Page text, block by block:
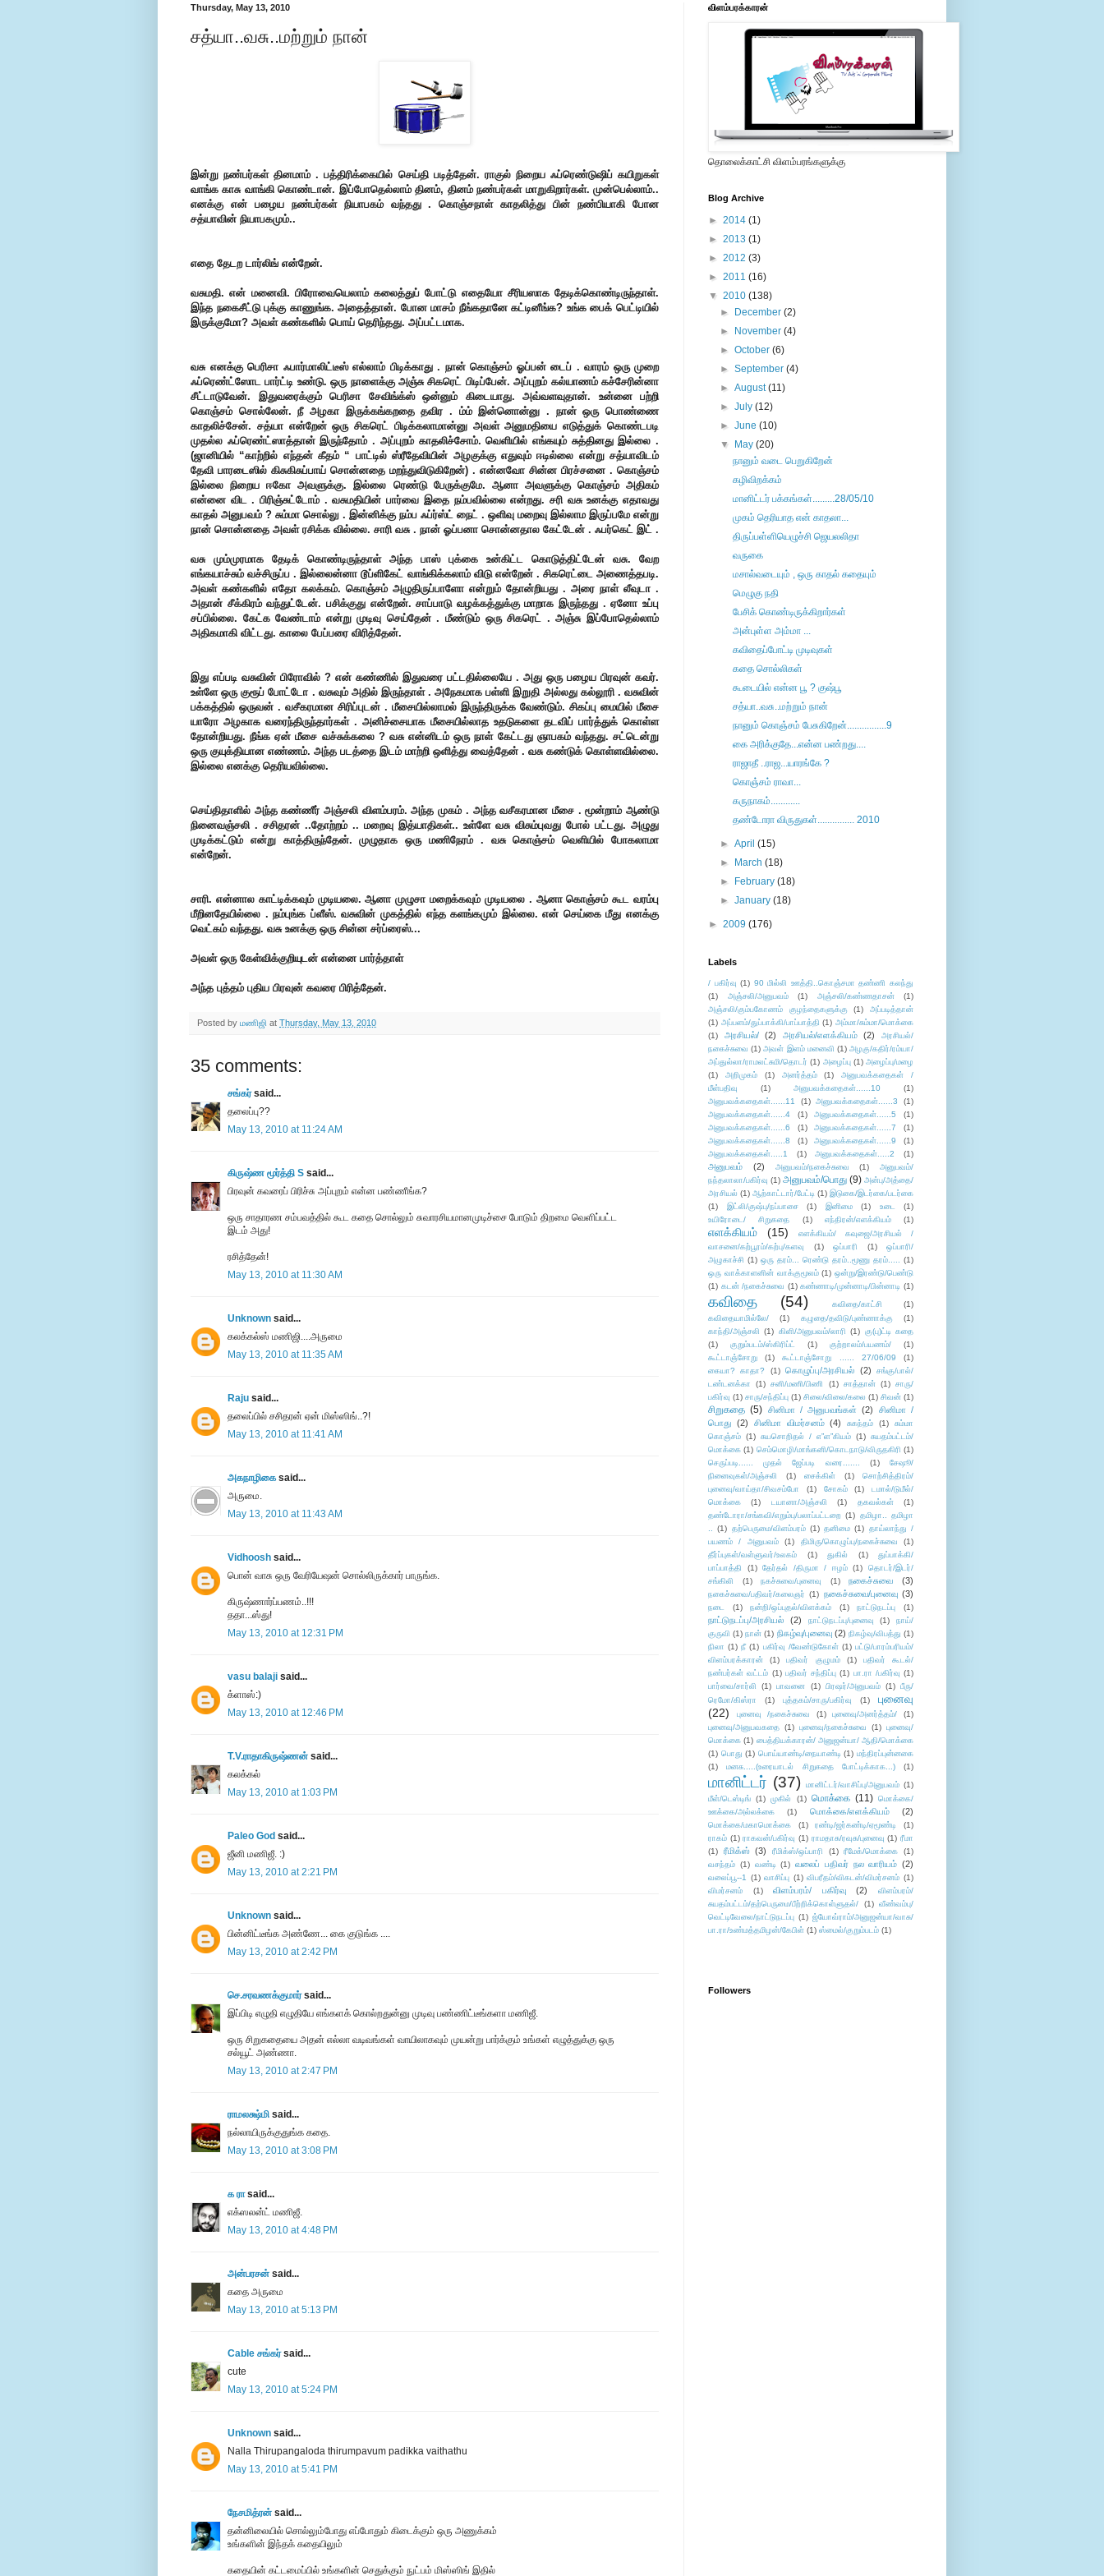
Thursday, May 13, 2010
சத்யா..வசு..மற்றும் நான்
இன்று நண்பர்கள் தினமாம் . பத்திரிக்கையில் செய்தி படித்தேன். ராகுல் நிறைய ஃப்ரெண்டுஷிப் கயிறுகள்
வாங்க காசு வாங்கி கொண்டான். இப்போதெல்லாம் தினம், தினம் நண்பர்கள் மாறுகிறார்கள். முன்பெல்லாம்..
எனக்கு என் பழைய நண்பர்கள் நியாபகம் வந்தது . கொஞ்சநாள் காதலித்து பின் நண்பியாகி போன
சத்யாவின் நியாபகமும்..
எதை தேடற டார்லிங் என்றேன்.
வசுமதி. என் மனைவி. பிரோவையெலாம் கலைத்துப் போட்டு எதையோ சீரியஸாக தேடிக்கொண்டிருந்தாள்.
இந்த நகைசீட்டு புக்கு காணுங்க. அதைத்தான். போன மாசம் நீங்கதானே கட்டினீங்க? உங்க பைக் பெட்டியில்
இருக்குமோ? அவள் கண்களில் பொய் தெரிந்தது. அப்பட்டமாக.
வசு எனக்கு பெரிசா ஃபார்மாலிட்டீஸ் எல்லாம் பிடிக்காது . நான் கொஞ்சம் ஓப்பன் டைப் . வாரம் ஒரு முறை
ஃப்ரெண்ட்ஸோட பார்ட்டி உண்டு. ஒரு நாளைக்கு அஞ்சு சிகரெட் பிடிப்பேன். அப்புறம் கல்யாணம் கச்சேரின்னா
சீட்டாடுவேன். இதுவரைக்கும் பெரிசா சேவிங்க்ஸ் ஒன்னும் கிடையாது. அவ்வளவுதான். உன்னை பற்றி
கொஞ்சம் சொல்லேன். நீ அழகா இருக்கங்கறதை தவிர . ம்ம் இன்னொன்னு . நான் ஒரு பொண்ணை
காதலிச்சேன். சத்யா என்றேன் ஒரு சிகரெட் பிடிக்கலாமான்னு அவள் அனுமதியை எடுத்துக் கொண்டபடி
முதல்ல ஃப்ரெண்ட்ஸாத்தான் இருந்தோம் . அப்புறம் காதலிச்சோம். வெளியில் எங்கயும் சுத்தினது இல்லை .
(ஜானியில் “காற்றில் எந்தன் கீதம் “ பாட்டில் ஸ்ரீதேவியின் அழகுக்கு எதுவும் ஈடில்லை என்று சத்யாவிடம்
தேவி பாரடைஸில் கிசுகிசுப்பாய் சொன்னதை மறந்துவிடுகிறேன்) . என்னவோ சின்ன பிரச்சனை . கொஞ்சம்
இல்லை நிறைய ஈகோ அவளுக்கு. இல்லை ரெண்டு பேருக்குமே. ஆனா அவளுக்கு கொஞ்சம் அதிகம்
என்னை விட . பிரிஞ்சுட்டோம் . வசுமதியின் பார்வை இதை நம்பவில்லை என்றது. சரி வசு உனக்கு எதாவது
காதல் அனுபவம் ? சும்மா சொல்லு . இன்னிக்கு நம்ப ஃப்ர்ஸ்ட் நைட் . ஒளிவு மறைவு இல்லாம இருப்பமே என்று
நான் சொன்னதை அவள் ரசிக்க வில்லை. சாரி வசு . நான் ஓப்பனா சொன்னதால கேட்டேன் . ஃபர்கெட் இட் .
வசு மும்முரமாக தேடிக் கொண்டிருந்தாள்
அந்த பாஸ் புக்கை உன்கிட்ட கொடுத்திட்டேன் வசு. வேற
எங்கயாச்சும் வச்சிருப்ப . இல்லைன்னா டூப்ளிகேட் வாங்கிக்கலாம் விடு என்றேன் . சிகரெட்டை அணைத்தபடி.
அவள் கண்களில் எதோ கலக்கம். கொஞ்சம் அழுதிருப்பாளோ என்றும் தோன்றியது . அரை நாள் லீவுடா .
அதான் சீக்கிரம் வந்துட்டேன். பசிக்குது என்றேன். சாப்பாடு வழக்கத்துக்கு மாறாக இருந்தது . ஏனோ உப்பு
சப்பில்லை. கேட்க வேண்டாம் என்று முடிவு செய்தேன் . மீண்டும் ஒரு சிகரெட் . அஞ்சு இப்போதெல்லாம்
அதிகமாகி விட்டது. காலை பேப்பரை விரித்தேன்.
இது எப்படி வசுவின் பிரோவில் ? என் கண்ணில் இதுவரை பட்டதில்லையே . அது ஒரு பழைய பிரவுன் கவர்.
உள்ளே ஒரு குரூப் போட்டோ . வசுவும் அதில் இருந்தாள் . அநேகமாக பள்ளி இறுதி அல்லது கல்லூரி . வசுவின்
பக்கத்தில் ஒருவன் . வசீகரமான சிரிப்புடன் . மீசையில்லாமல் இருந்திருக்க வேண்டும். சிகப்பு மையில் மீசை
யாரோ அழகாக வரைந்திருந்தார்கள் . அனிச்சையாக மீசையில்லாத உதடுகளை தடவிப் பார்த்துக் கொள்ள
தோன்றியது. நீங்க ஏன் மீசை வச்சுக்கலை ? வசு என்னிடம் ஒரு நாள் கேட்டது ஞாபகம் வந்தது. சட்டென்று
ஒரு குயுக்தியான எண்ணம். அந்த படத்தை இடம் மாற்றி ஒளித்து வைத்தேன் . வசு கண்டுக் கொள்ளவில்லை.
இல்லை எனக்கு தெரியவில்லை.
செய்திதாளில் அந்த கண்ணீர் அஞ்சலி விளம்பரம். அந்த முகம் . அந்த வசீகரமான மீசை . மூன்றாம் ஆண்டு
நினைவஞ்சலி . சசிதரன் ..தோற்றம் .. மறைவு இத்யாதிகள்.. உள்ளே வசு விசும்புவது போல் பட்டது. அழுது
முடிக்கட்டும் என்று காத்திருந்தேன். முழுதாக ஒரு மணிநேரம் . வசு கொஞ்சம் வெளியில் போகலாமா
என்றேன்.
சாரி. என்னால காட்டிக்கவும் முடியலை. ஆனா முழுசா மறைக்கவும் முடியலை . ஆனா கொஞ்சம் கூட வரம்பு
மீறினதேயில்லை . நம்புங்க ப்ளீஸ்.வசுவின் முகத்தில் எந்த களங்கமும் இல்லை. என் செய்கை மீது எனக்கு
வெட்கம் வந்தது. வசு உனக்கு ஒரு சின்ன சர்ப்ரைஸ்...
அவள் ஒரு கேள்விக்குறியுடன் என்னை பார்த்தாள்
அந்த புத்தம் புதிய பிரவுன் கவரை பிரித்தேன்.
Posted by மணிஜி at Thursday, May 13, 2010
35 comments:
சங்கர்said...
தலைப்பு??
May 13, 2010 at 11:24 AM
கிருஷ்ண மூர்த்தி S said...
பிரவுன் கவரைப் பிரிச்சு அப்புறம் என்ன பண்ணீங்க?
ஒரு சாதாரண சம்பவத்தில் கூட கதை சொல்லும் சுவாரசியமானமுடிச்சை போடும் திறமை வெளிப்பட்ட
இடம் அது!
ரசித்தேன்!
May 13, 2010 at 11:30 AM
Unknown said...
கலக்கல்ஸ் மணிஜி....அருமை
May 13, 2010 at 11:35 AM
Raju said...
தலைப்பில் சசிதரன் ஏன் மிஸ்ஸிங்..?!
May 13, 2010 at 11:41 AM
அகநாழிகை said...
அருமை.
May 13, 2010 at 11:43 AM
Vidhoosh said...
பொன் வாசு ஒரு வேரியேஷன் சொல்லிருக்கார் பாருங்க.
கிருஷ்ணார்ப்பணம்..!!!
ததா...ஸ்து!
May 13, 2010 at 12:31 PM
vasu balaji said...
க்ளாஸ்:)
May 13, 2010 at 12:46 PM
T.V.ராதாகிருஷ்ணன் said...
கலக்கல்
May 13, 2010 at 1:03 PM
Paleo God said...
ஜீனி மணிஜீ. :)
May 13, 2010 at 2:21 PM
Unknown said...
பின்னிட்டீங்க அண்ணே... கை குடுங்க ....
May 13, 2010 at 2:42 PM
செ.சரவணக்குமார்said...
இப்பிடி எழுதி எழுதியே எங்களக் கொல்றதுன்னு முடிவு பண்ணிட்டீங்களா மணிஜீ.
ஒரு சிறுகதையை அதன் எல்லா வடிவங்கள் வாயிலாகவும் முயன்று பார்க்கும் உங்கள் எழுத்துக்கு ஒரு
சல்யூட் அண்ணா.
May 13, 2010 at 2:47 PM
ராமலக்ஷ்மி said...
நல்லாயிருக்குதுங்க கதை.
May 13, 2010 at 3:08 PM
க ராsaid...
எக்ஸலன்ட் மணிஜீ.
May 13, 2010 at 4:48 PM
அன்பரசன் said...
கதை அருமை
May 13, 2010 at 5:13 PM
Cable சங்கர்said...
cute
May 13, 2010 at 5:24 PM
Unknown said...
Nalla Thirupangaloda thirumpavum padikka vaithathu
May 13, 2010 at 5:41 PM
நேசமித்ரன் said...
தன்னிலையில் சொல்லும்போது எப்போதும் கிடைக்கும் ஒரு அணுக்கம்
உங்களின் இந்தக் கதையிலும்
கதையின் கட்டமைப்பில் உங்களின் செதுக்கும் நுட்பம் மிஸ்ஸிங் இதில்
விளம்பரக்காரன்
தொலைக்காட்சி விளம்பரங்களுக்கு
Blog Archive
► 2014 (1)
► 2013 (1)
► 2012 (3)
► 2011 (16)
▼ 2010 (138)
►
December(2)
►
November(4)
►October(6)
►September(4)
►August(11)
►July(12)
►June(10)
▼
May(20)
நானும் வடை பெறுகிறேன்
கழிவிறக்கம்
மானிட்டர் பக்கங்கள்.........28/05/10
முகம் தெரியாத என் காதலா...
திருப்பள்ளியெழுச்சி ஜெயலலிதா
வருகை
மசால்வடையும் , ஒரு காதல் கதையும்
மெழுகு நதி
பேசிக் கொண்டிருக்கிறார்கள்
அன்புள்ள அம்மா ...
கவிதைப்போட்டி முடிவுகள்
கதை சொல்லிகள்
கூடையில் என்ன பூ ? குஷ்பூ
சத்யா..வசு..மற்றும் நான்
நானும் கொஞ்சம் பேசுகிறேன்................9
கை அரிக்குதே...என்ன பண்றது....
ராஜாதீ ..ராஜ...யாரங்கே ?
கொஞ்சம் ராவா...
கருநாகம்............
தண்டோரா விருதுகள்............... 2010
►April(15)
►
March(18)
►
February(18)
►January(18)
► 2009 (176)
Labels
/ பகிர்வு (1) 90 மில்லி ஊத்தி..கொஞ்சமா தண்ணி கலந்து
(1)
அஞ்சலி/அனுபவம் (1) அஞ்சலி/கண்ணதாசன்
(1)
அஞ்சலி/கும்பகோணம் குழந்தைகளுக்கு
(1)
அப்படித்தான்
(1) அப்பளம்/துப்பாக்கி/பாப்பாத்தி (1) அம்மா/சும்மா/மொக்கை
(1)
அரசியல்/ (2) அரசியல்/எளக்கியம் (2)
அரசியல்/
நகைச்சுவை (1) அவள் இளம் மனைவி (1) அழகு/கதிர்/ரம்யா/
அப்துல்லா/ராமலட்சுமி/தொடர் (1) அழைப்பு (1) அழைப்பு/மழை
(1)
அறிமுகம் (1) அனர்த்தம் (1)
அனுபவக்கதைகள் /
மீள்பதிவு
(1) அனுபவக்கதைகள்......10
(1)
அனுபவக்கதைகள்......11
(1) அனுபவக்கதைகள்......3
(1)
அனுபவக்கதைகள்......4
(1) அனுபவக்கதைகள்......5
(1)
அனுபவக்கதைகள்......6
(1) அனுபவக்கதைகள்......7
(1)
அனுபவக்கதைகள்......8
(1) அனுபவக்கதைகள்......9
(1)
அனுபவக்கதைகள்.....1
(1) அனுபவக்கதைகள்.....2 (1)
அனுபவம் (2) அனுபவம்/நகைச்சுவை (1)
அனுபவம்/
நந்தலாலா/பகிர்வு (1) அனுபவம்/பொது (9) அன்பு/அத்தை/
அரசியல் (1) ஆற்காட்டார்/பேட்டி (1) இடுகை/இடர்கை/படர்கை
(1)
இட்லி/குஷ்பு/நப்பாசை (1) இனிமை (1) உடை
(1)
உயிரோடை/ சிறுகதை
(1) எந்திரன்/எளக்கியம் (1)
எளக்கியம் (15)
எளக்கியம்/ கவுஜை/அரசியல் /
வாசனை/கற்பூரம்/கற்பு/களவு
(1) ஒப்பாரி (1)
ஒப்பாரி/
அழுகாச்சி (1) ஒரு தரம்... ரெண்டு தரம்..மூணு தரம்..... (1)
ஒரு வாக்காளனின் வாக்குமூலம் (1) ஒன்று/இரண்டு/பெண்டு
(1) கடன் /நகைச்சுவை (1) கண்ணாடி/முன்னாடி/பின்னாடி (1)
கவிதை (54) கவிதை/காட்சி
(1)
கவிதையாமில்லே/
(1) கழுதை/தவிடு/புண்ணாக்கு
(1)
காந்தி/அஞ்சலி (1) கிளி/அனுபவம்/லாரி (1) கு(பு)ட்டி கதை
(1)
குறும்படம்/ஸ்கிரிப்ட் (1) குற்றாலம்/பயணம்/
(1)
கூட்டாஞ்சோறு
(1) கூட்டாஞ்சோறு ...... 27/06/09
(1)
கையா? காதா?
(1) கொழுப்பு/அரசியல் (2)
சங்கு/பால்/
டண்டனக்கா
(1) சனி/மணி/பிணி (1) சாத்தான் (1) சாரு/
பகிர்வு (1) சாரு/சந்திப்பு (1) சிலை/விலை/கலை (1) சிவன் (1)
சிறுகதை (5) சினிமா / அனுபவங்கள் (2)
சினிமா /
பொது (2) சினிமா விமர்சனம் (4) சுகந்தம் (1)
சும்மா
கொஞ்சம் (1) சுயசொறிதல் / எ”ள”கியம் (1) சுயதம்பட்டம்/
மொக்கை (1) செம்மொழி/மாங்கனி/கொடநாடு/விருதகிரி (1)
செருப்படி...... முதல் ஜேப்படி வரை.......
(1)
சேஷூ/
நினைவுகள்/அஞ்சலி
(1) சைக்கிள் (1)
சொற்சித்திரம்/
புனைவு/வாய்தா/சிவசம்போ
(1) சோகம் (1)
டமால்/டுமீல்/
மொக்கை
(1) டயானா/அஞ்சலி (1) தகவல்கள்
(1)
தண்டோரா/சங்கவி/எறும்பு/பலாப்பட்டறை (1) தமிழா.. தமிழா
.. (1) தற்பெருமை/விளம்பரம் (1) தனிமை (1) தாய்லாந்து /
பயணம் / அனுபவம்
(1) திமிரு/கொழுப்பு/நகைச்சுவை
(1)
தீர்ப்புகள்/வள்ளுவர்/உலகம்
(1) துகில் (1)
துப்பாக்கி/
பாப்பாத்தி
(1) தேர்தல் /திருமா / ஈழம் (1)
தொடர்/இடர்/
சங்கிலி
(1) நகச்சுவை/புனைவு (1) நகைச்சுவை (3)
நகைச்சுவை/பதிவர்/கலைஞர் (1) நகைச்சுவை/புனைவு (3)
நடை (1) நன்றி/ஒப்புதல்/விளக்கம் (1) நாட்டுநடப்பு (1)
நாட்டுநடப்பு/அரசியல் (2) நாட்டுநடப்பு/புனைவு (1)
நாய்/
குருவி (1) நான் (1) நிகழ்வு/புனைவு (2) நிகழ்வு/விபத்து (1)
நிலா (1) நீ (1) பகிர்வு /வேண்டுகோள் (1) பட்டு/பாரம்பரியம்/
விளம்பரக்காரன்
(1) பதிவர் குழுமம் (1)
பதிவர் கூடல்/
நண்பர்கள் வட்டம் (1) பதிவர் சந்திப்பு (1) பா.ரா /பகிர்வு (1)
பார்வை/சார்லி
(1) பாவனை (1) பிரஷர்/அனுபவம் (1) பீரு/
ரெமோ/கிஸ்ரா
(1) புத்தகம்/சாரு/பகிர்வு (1)
புனைவு
(22)
புனைவு /நகைச்சுவை (1) புனைவு/அனர்த்தம்/
(1)
புனைவு/அனுபவகதை (1) புனைவு/நகைச்சுவை (1) புனைவு/
மொக்கை (1) பைத்தியக்காரன்/ அனுஜன்யா/ ஆதி/மொக்கை
(1) பொது (1) பொய்யாண்டி/நையாண்டி (1) மந்திரப்புன்னகை
(1)
மனசு.....(உரையாடல் சிறுகதை போட்டிக்காக...) (1)
மானிட்டர் (37) மானிட்டர்/வாசிப்பு/அனுபவம் (1)
மீள்/டெஸ்டிங் (1) முகில் (1) மொக்கை (11) மொக்கை/
ஊக்கை/அல்லக்கை
(1) மொக்கை/எளக்கியம் (2)
மொக்கை/மகாமொக்கை (1) ரண்டி/ஜர்கண்டி/ஏமூண்டி
(1)
ராகம் (1) ராகவன்/பகிர்வு (1) ராமதாசு/ரவுசு/புனைவு (1) ரீமா
(1)
ரீமிக்ஸ் (3) ரீமிக்ஸ்/ஒப்பாரி (1) ரீமேக்/மொக்கை
(1)
வசந்தம் (1) வண்டி (1) வலைப் பதிவர் நல வாரியம் (2)
வலைப்பூ--1 (1) வாசிப்பு (1) விபரீதம்/விகடன்/விமர்சனம் (1)
விமர்சனம்
(1) விளம்பரம்/ பகிர்வு (2)
விளம்பரம்/
சுயதம்பட்டம்/தற்பெருமை/பீற்றிக்கொள்ளுதல்/
(1) வீண்வம்பு/
வெட்டிவேலை/நாட்டுநடப்பு (1) ஜ்யோவ்ராம்/அனுஜன்யா/வாசு/
பா.ரா/உண்மத்தமிழன்/கேபிள் (1) ஸ்மைல்/குறும்படம் (1)
Followers